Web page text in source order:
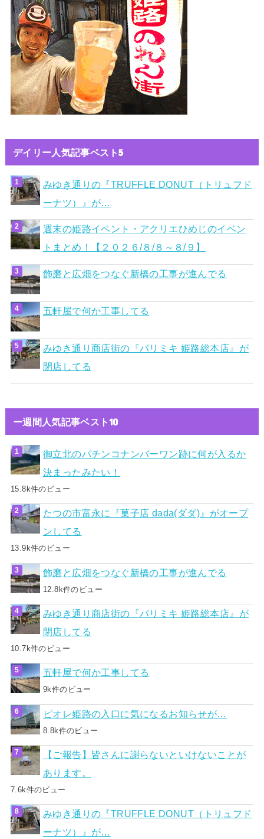
デイリー人気記事ベスト5
みゆき通りの『TRUFFLE DONUT（トリュフド
ーナツ）』が…
週末の姫路イベント・アクリエひめじのイベン
トまとめ！【２０２６/８/８～８/９】
飾磨と広畑をつなぐ新橋の工事が進んでる
五軒屋で何か工事してる
みゆき通り商店街の『パリミキ 姫路総本店』が
閉店してる
ー週間人気記事ベスト10
御立北のパチンコナンバーワン跡に何が入るか
決まったみたい！
15.8k件のビュー
たつの市富永に『菓子店 dada(ダダ)』がオープ
ンしてる
13.9k件のビュー
飾磨と広畑をつなぐ新橋の工事が進んでる
12.8k件のビュー
みゆき通り商店街の『パリミキ 姫路総本店』が
閉店してる
10.7k件のビュー
五軒屋で何か工事してる
9k件のビュー
ピオレ姫路の入口に気になるお知らせが…
8.8k件のビュー
【ご報告】皆さんに謝らないといけないことが
あります。
7.6k件のビュー
みゆき通りの『TRUFFLE DONUT（トリュフド
ーナツ）』が…